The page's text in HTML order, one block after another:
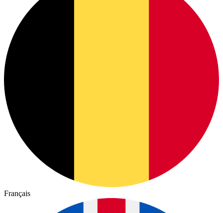
Français